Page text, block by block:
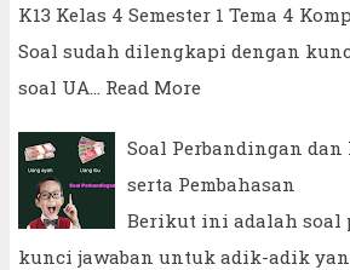
K13 Kelas 4 Semester 1 Tema 4
Soal sudah dilengkapi dengan
soal UA…
Read More
Soal Perbandingan
serta Pembahasan
Berikut ini adalah soal
kunci jawaban untuk adik-adik